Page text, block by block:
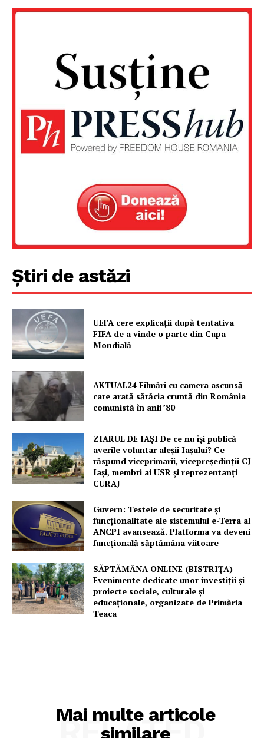
Un proiect
FREEDOM HOUSE ROMÂNIA
Despre noi / Echipa
Proiecte editoriale
Contact
Știri de astăzi
UEFA cere explicații după tentativa
FIFA de a vinde o parte din Cupa
Mondială
AKTUAL24 Filmări cu camera ascunsă
care arată sărăcia cruntă din România
comunistă în anii ’80
ZIARUL DE IAȘI De ce nu își publică
averile voluntar aleșii Iașului? Ce
răspund viceprimarii, vicepreședinții CJ
Iași, membri ai USR și reprezentanți
CURAJ
Guvern: Testele de securitate și
funcționalitate ale sistemului e-Terra al
ANCPI avansează. Platforma va deveni
funcțională săptămâna viitoare
SĂPTĂMÂNA ONLINE (BISTRIȚA)
Evenimente dedicate unor investiții și
proiecte sociale, culturale și
educaționale, organizate de Primăria
Teaca
Mai multe articole
similare